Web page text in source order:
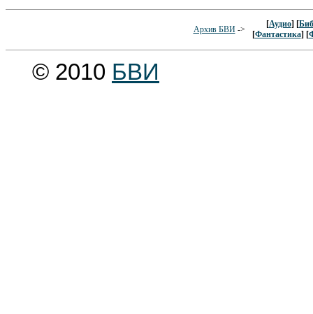
Архив БВИ->
[Аудио] [
[Фантастика] [
© 2010 БВИ